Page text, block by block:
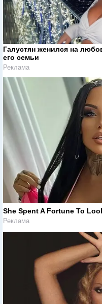
Галустян женился на
его семьи
Реклама
She Spent A Fortune To
Реклама